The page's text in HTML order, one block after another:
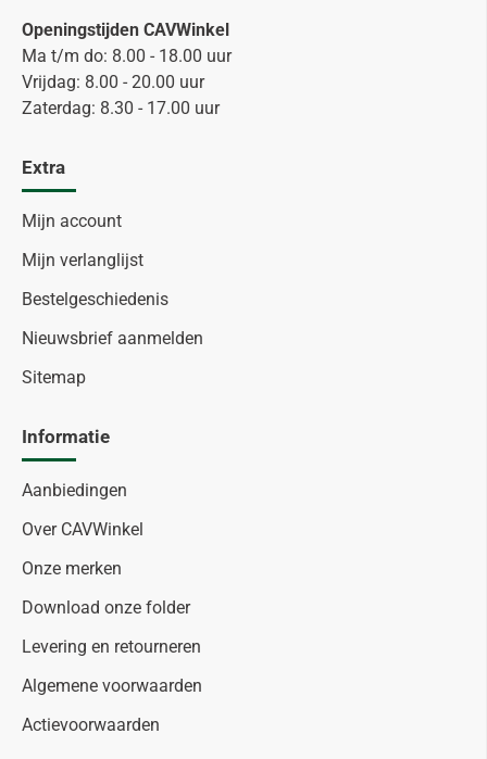
Openingstijden CAVWinkel
Ma t/m do: 8.00 - 18.00 uur
Vrijdag: 8.00 - 20.00 uur
Zaterdag: 8.30 - 17.00 uur
Extra
Mijn account
Mijn verlanglijst
Bestelgeschiedenis
Nieuwsbrief aanmelden
Sitemap
Informatie
Aanbiedingen
Over CAVWinkel
Onze merken
Download onze folder
Levering en retourneren
Algemene voorwaarden
Actievoorwaarden